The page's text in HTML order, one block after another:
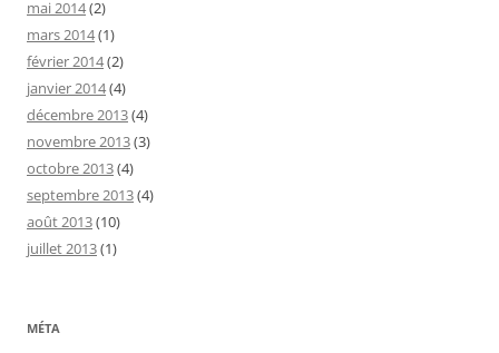
mai 2014(2)
mars 2014(1)
février 2014(2)
janvier 2014(4)
décembre 2013(4)
novembre 2013(3)
octobre 2013(4)
septembre 2013(4)
août 2013(10)
juillet 2013(1)
MÉTA